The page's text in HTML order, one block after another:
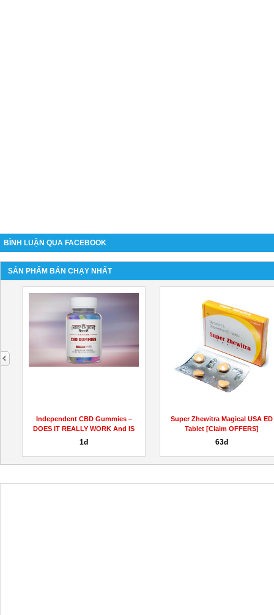
BÌNH LUẬN QUA FACEBOOK
SẢN PHẨM BÁN CHẠY NHẤT
Independent CBD Gummies –
DOES IT REALLY WORK And IS
IT...
1đ
Super Zhewitra Magical USA ED
Tablet [Claim OFFERS]
63đ
next